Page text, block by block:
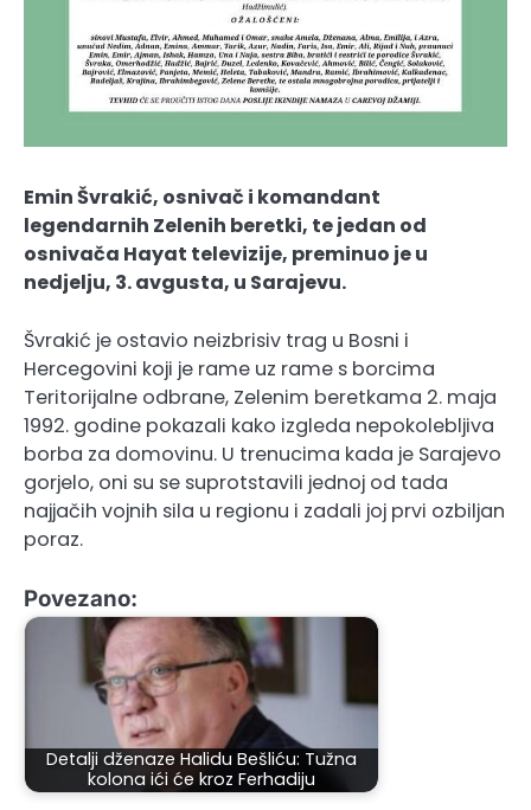
Emin Švrakić, osnivač i komandant
legendarnih Zelenih beretki, te jedan od
osnivača Hayat televizije, preminuo je u
nedjelju, 3. avgusta, u Sarajevu.
Švrakić je ostavio neizbrisiv trag u Bosni i
Hercegovini koji je rame uz rame s borcima
Teritorijalne odbrane, Zelenim beretkama 2. maja
1992. godine pokazali kako izgleda nepokolebljiva
borba za domovinu. U trenucima kada je Sarajevo
gorjelo, oni su se suprotstavili jednoj od tada
najjačih vojnih sila u regionu i zadali joj prvi ozbiljan
poraz.
Povezano:
Detalji dženaze Halidu Bešliću: Tužna
kolona ići će kroz Ferhadiju